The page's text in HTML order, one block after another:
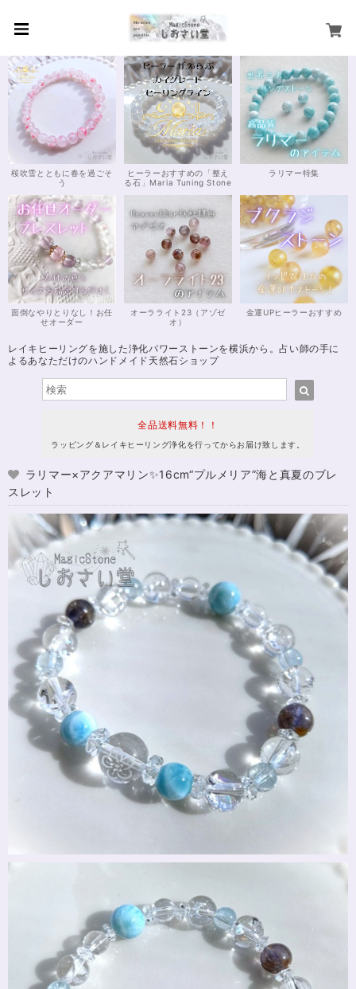
桜吹雪とともに春を過ごそ
う
ヒーラーおすすめの「整え
る石」Maria Tuning Stone
ラリマー特集
面倒なやりとりなし！お任
せオーダー
オーラライト23（アゾゼ
オ）
金運UPヒーラーおすすめ
レイキヒーリングを施した浄化パワーストーンを横浜から。占い師の手に
よるあなただけのハンドメイド天然石ショップ
全品送料無料！！
ラッピング＆レイキヒーリング浄化を行ってからお届け致します。
ラリマー×アクアマリン✨16cm“プルメリア”海と真夏のブレ
スレット